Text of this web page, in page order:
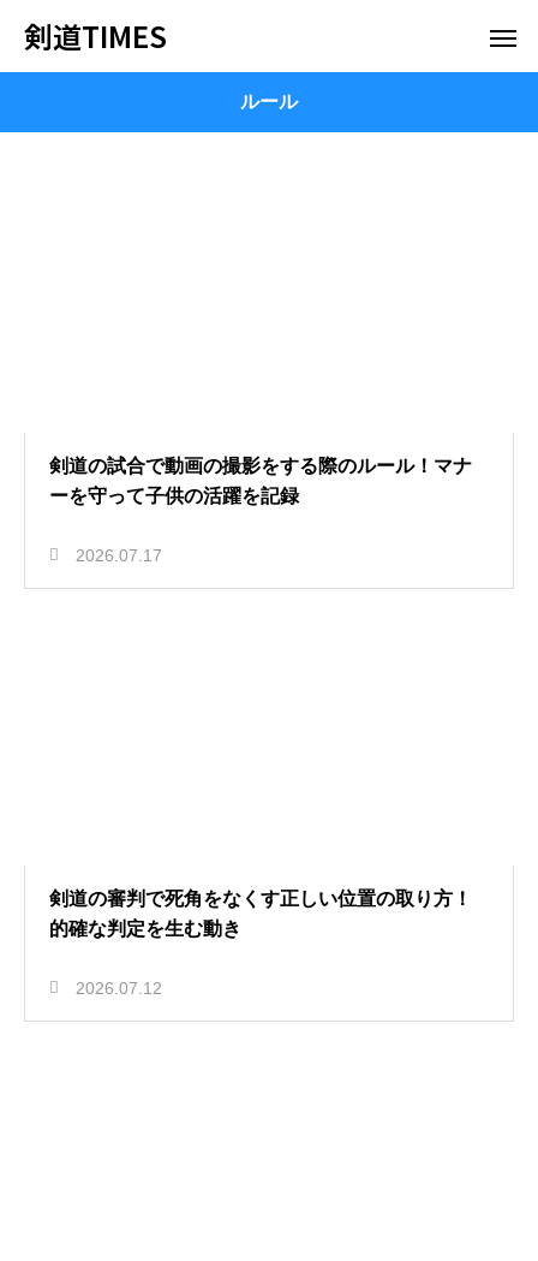
剣道TIMES
ルール
剣道の試合で動画の撮影をする際のルール！マナ
ーを守って子供の活躍を記録
2026.07.17
剣道の審判で死角をなくす正しい位置の取り方！
的確な判定を生む動き
2026.07.12